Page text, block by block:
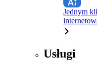
Jednym
Usługi